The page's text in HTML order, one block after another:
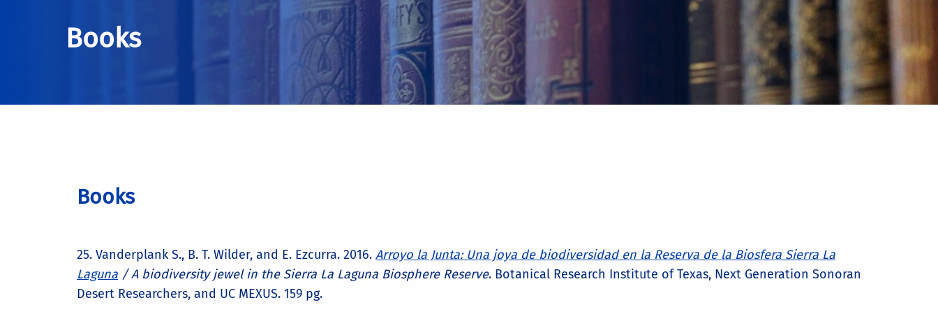
Books
Books
25. Vanderplank S., B. T. Wilder, and E. Ezcurra. 2016. Arroyo la Junta: Una joya de biodiversidad en la Reserva de la Biosfera Sierra La
Laguna / A biodiversity jewel in the Sierra La Laguna Biosphere Reserve. Botanical Research Institute of Texas, Next Generation Sonoran
Desert Researchers, and UC MEXUS. 159 pg.